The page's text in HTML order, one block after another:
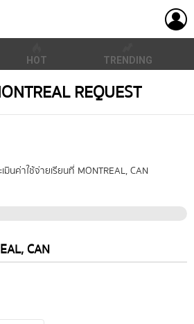
HOT TRENDING
REQUEST
มินค่าใช้จ่ายเรียนที่ MONTREAL, CAN
CAN